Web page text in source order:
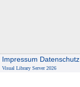
Impressum Datenschutz
Visual Library Server 2026